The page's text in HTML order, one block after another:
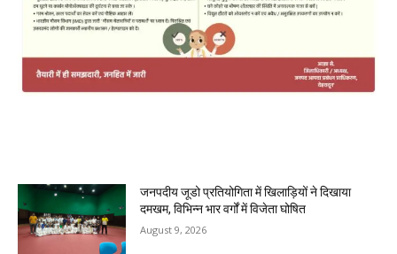
जनपदीय जूडो प्रतियोगिता में खिलाड़ियों ने दिखाया
दमखम, विभिन्न भार वर्गों में विजेता घोषित
August 9, 2026